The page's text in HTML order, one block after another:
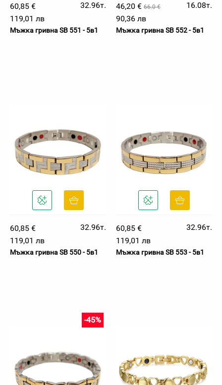
60,85 €
32.96т.
119,01 лв
Мъжка гривна SB 551 - 5в1
46,20 € 66.0 €
16.08т.
90,36 лв
Мъжка гривна SB 552 - 5в1
60,85 €
32.96т.
119,01 лв
Мъжка гривна SB 550 - 5в1
60,85 €
32.96т.
119,01 лв
Мъжка гривна SB 553 - 5в1
-45%